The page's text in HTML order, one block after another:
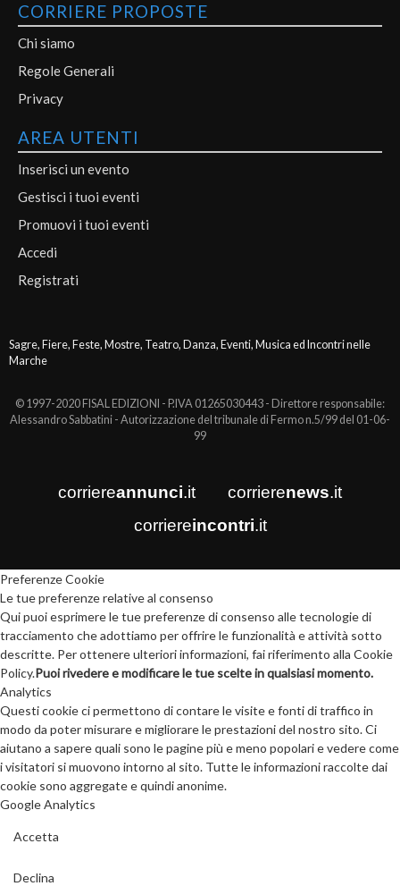
CORRIERE PROPOSTE
Chi siamo
Regole Generali
Privacy
AREA UTENTI
Inserisci un evento
Gestisci i tuoi eventi
Promuovi i tuoi eventi
Accedi
Registrati
Sagre, Fiere, Feste, Mostre, Teatro, Danza, Eventi, Musica ed Incontri nelle
Marche
© 1997-2020 FISAL EDIZIONI - P.IVA 01265030443 - Direttore responsabile:
Alessandro Sabbatini - Autorizzazione del tribunale di Fermo n.5/99 del 01-06-
99
corriereannunci.it corrierenews.it
corriereincontri.it
Preferenze Cookie
Le tue preferenze relative al consenso
Qui puoi esprimere le tue preferenze di consenso alle tecnologie di
tracciamento che adottiamo per offrire le funzionalità e attività sotto
descritte. Per ottenere ulteriori informazioni, fai riferimento alla Cookie
Policy.Puoi rivedere e modificare le tue scelte in qualsiasi momento.
Analytics
Questi cookie ci permettono di contare le visite e fonti di traffico in
modo da poter misurare e migliorare le prestazioni del nostro sito. Ci
aiutano a sapere quali sono le pagine più e meno popolari e vedere come
i visitatori si muovono intorno al sito. Tutte le informazioni raccolte dai
cookie sono aggregate e quindi anonime.
Google Analytics
Accetta
Declina